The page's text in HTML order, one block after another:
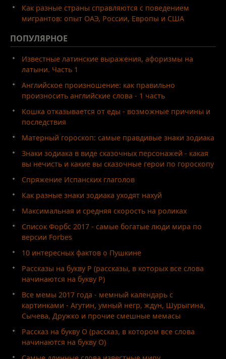
Как разные страны справляются с поведением
мигрантов: опыт ОАЭ, России, Европы и США
ПОПУЛЯРНОЕ
Известные латинские выражения, афоризмы на
латыни. Часть 1
Английское произношение: как правильно
произносить английские слова - 1 часть
Кошка отказывается от еды - возможные причины и
последствия
Матерный гороскоп: самые правдивые знаки зодиака
Знаки зодиака в виде сказочных персонажей - какая
вы нечисть и какие вы сказочные герои по гороскопу
Спряжение Испанских глаголов
Как разные знаки зодиака уходят нахуй
Максимальная и средняя скорость на роликах
Список Форбс 2017 - самые богатые люди мира по
версии Forbes
10 интересных фактов о Пушкине
Рассказы на букву Р (рассказы, в которых все слова
начинаются на букву Р)
Все мемы 2017 года - мемный календарь с
картинками - Агутин, умный негр, ждун, Шурыгина,
Сычева, Дружко и прочие смешные мемасы
Рассказ на букву О (рассказ, в котором все слова
начинаются на букву О)